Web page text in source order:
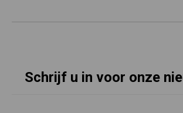
Schrijf u in voor onze